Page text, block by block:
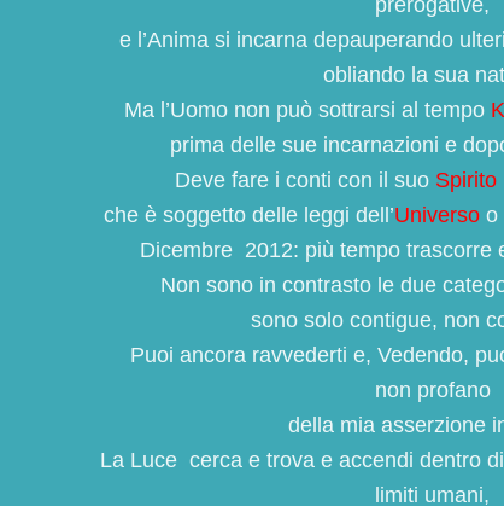
prerogative,
e l’Anima si incarna depauperando
obliando la sua
Ma l’Uomo non può sottrarsi al tempo
prima delle sue incarnazioni e
Deve fare i conti con il suoSpirito
che è soggetto delle leggi dell’Universo o
Dicembre 2012: più tempo trascorre
Non sono in contrasto le due
sono solo contigue, non
Puoi ancora ravvederti e, Vedendo,
non profano
della mia asserzione
La Luce cerca e trova e accendi dentro
limiti umani,